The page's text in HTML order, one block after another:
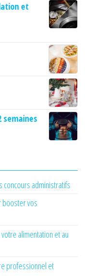
et
semaines
concours administratifs
booster vos
alimentation et au
professionnel et